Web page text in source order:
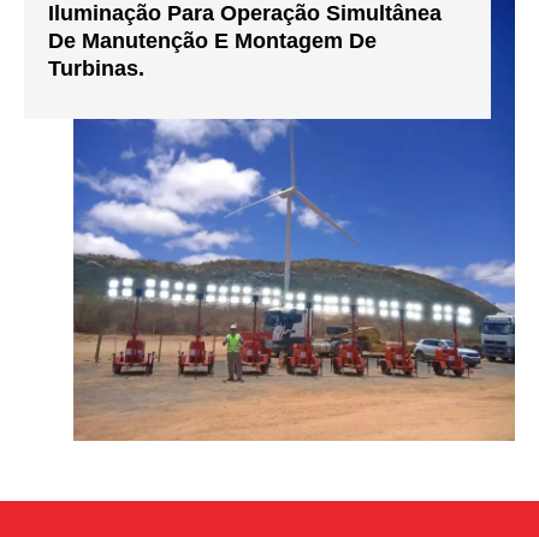
Iluminação Para Operação Simultânea
De Manutenção E Montagem De
Turbinas.